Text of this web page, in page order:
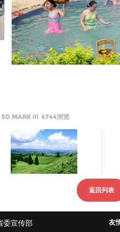
MARK III 4744浏览
返回列表
委宣传部
友